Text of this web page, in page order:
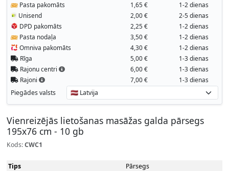
Pasta pakomāts
1,65 €
1-2 dienas
Unisend
2,00 €
2-5 dienas
DPD pakomāts
2,25 €
1-2 dienas
Pasta nodaļa
3,50 €
1-2 dienas
Omniva pakomāts
4,30 €
1-2 dienas
Rīga
5,00 €
1-3 dienas
Rajonu centri
6,00 €
1-3 dienas
Rajoni
7,00 € 1-3 dienas
Piegādes valsts
Vienreizējās lietošanas masāžas galda pārsegs
195x76 cm - 10 gb
Kods:CWC1
Tips
Pārsegs